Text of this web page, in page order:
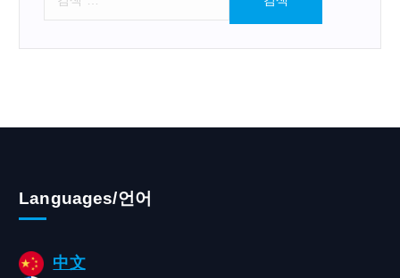
Languages/언어
中文